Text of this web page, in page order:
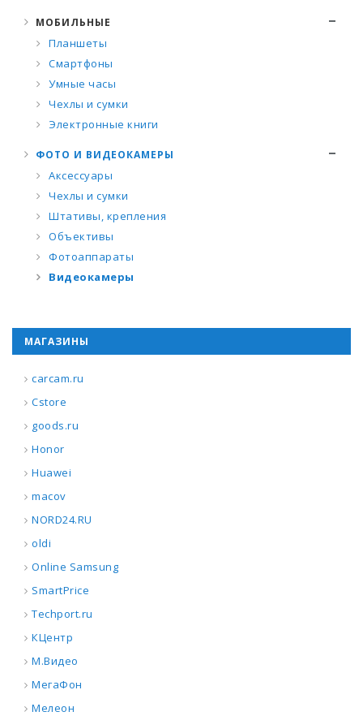
МОБИЛЬНЫЕ
Планшеты
Смартфоны
Умные часы
Чехлы и сумки
Электронные книги
ФОТО И ВИДЕОКАМЕРЫ
Аксессуары
Чехлы и сумки
Штативы, крепления
Объективы
Фотоаппараты
Видеокамеры
МАГАЗИНЫ
carcam.ru
Cstore
goods.ru
Honor
Huawei
macov
NORD24.RU
oldi
Online Samsung
SmartPrice
Techport.ru
КЦентр
М.Видео
МегаФон
Мелеон